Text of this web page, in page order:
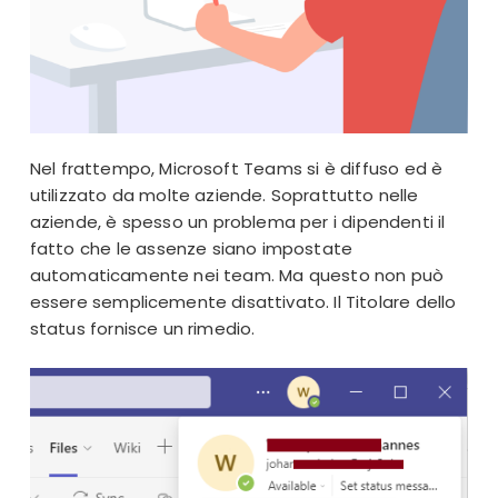
Nel frattempo, Microsoft Teams si è diffuso ed è
utilizzato da molte aziende. Soprattutto nelle
aziende, è spesso un problema per i dipendenti il
fatto che le assenze siano impostate
automaticamente nei team. Ma questo non può
essere semplicemente disattivato. Il Titolare dello
status fornisce un rimedio.